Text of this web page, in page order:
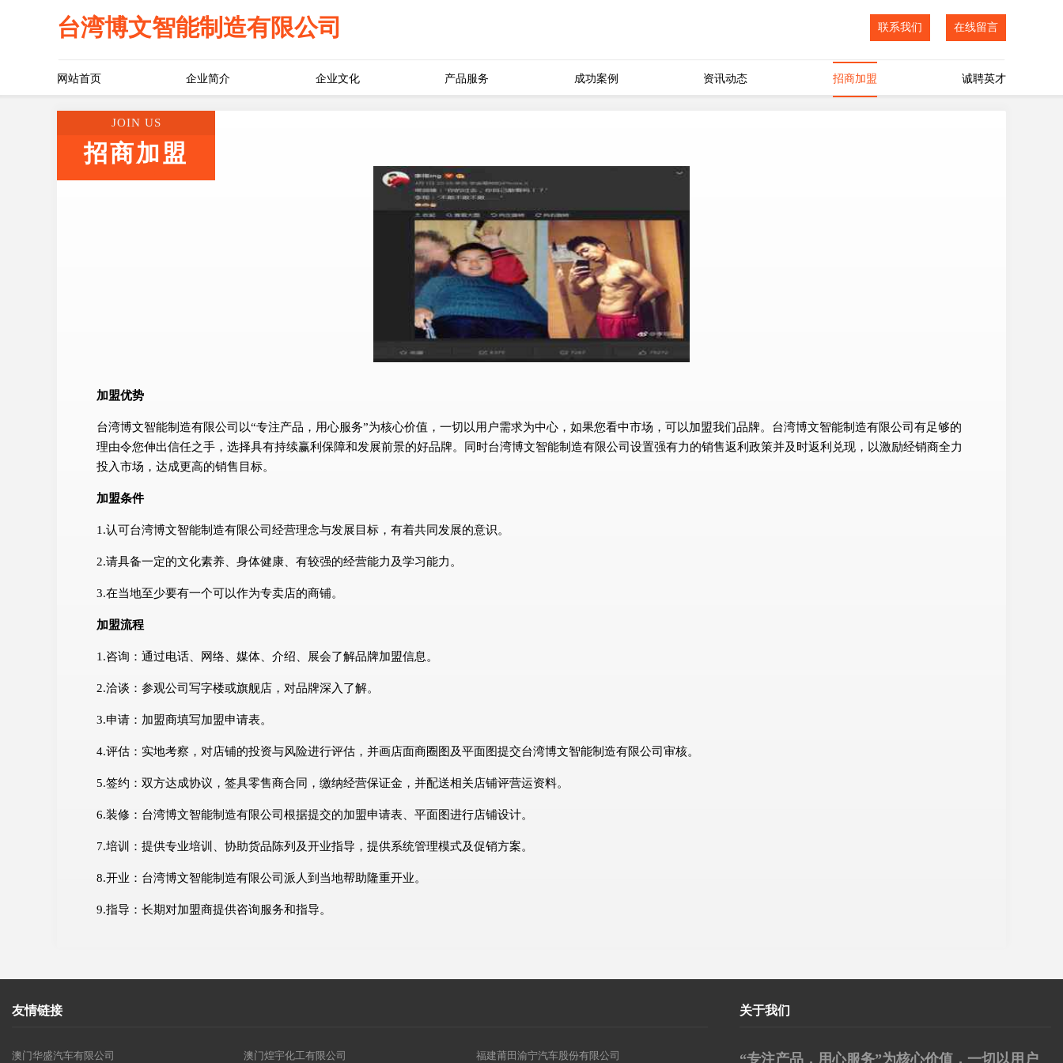
台湾博文智能制造有限公司 联系我们 在线留言
网站首页 企业简介 企业文化 产品服务 成功案例 资讯动态 招商加盟 诚聘英才
JOIN US
招商加盟
加盟优势
台湾博文智能制造有限公司以“专注产品，用心服务”为核心价值，一切以用户需求为中心，如果您看中市场，可以加盟我们品牌。台湾博文智能制造有限公司有足够的
理由令您伸出信任之手，选择具有持续赢利保障和发展前景的好品牌。同时台湾博文智能制造有限公司设置强有力的销售返利政策并及时返利兑现，以激励经销商全力
投入市场，达成更高的销售目标。
加盟条件
1.认可台湾博文智能制造有限公司经营理念与发展目标，有着共同发展的意识。
2.请具备一定的文化素养、身体健康、有较强的经营能力及学习能力。
3.在当地至少要有一个可以作为专卖店的商铺。
加盟流程
1.咨询：通过电话、网络、媒体、介绍、展会了解品牌加盟信息。
2.洽谈：参观公司写字楼或旗舰店，对品牌深入了解。
3.申请：加盟商填写加盟申请表。
4.评估：实地考察，对店铺的投资与风险进行评估，并画店面商圈图及平面图提交台湾博文智能制造有限公司审核。
5.签约：双方达成协议，签具零售商合同，缴纳经营保证金，并配送相关店铺评营运资料。
6.装修：台湾博文智能制造有限公司根据提交的加盟申请表、平面图进行店铺设计。
7.培训：提供专业培训、协助货品陈列及开业指导，提供系统管理模式及促销方案。
8.开业：台湾博文智能制造有限公司派人到当地帮助隆重开业。
9.指导：长期对加盟商提供咨询服务和指导。
友情链接
澳门华盛汽车有限公司 澳门煌宇化工有限公司 福建莆田渝宁汽车股份有限公司
关于我们
“专注产品，用心服务”为核心价值，一切以用户